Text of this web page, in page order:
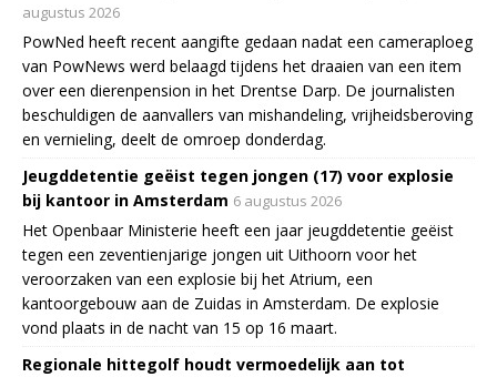
augustus 2026
PowNed heeft recent aangifte gedaan nadat een cameraploeg
van PowNews werd belaagd tijdens het draaien van een item
over een dierenpension in het Drentse Darp. De journalisten
beschuldigen de aanvallers van mishandeling, vrijheidsberoving
en vernieling, deelt de omroep donderdag.
Jeugddetentie geëist tegen jongen (17) voor explosie
bij kantoor in Amsterdam 6 augustus 2026
Het Openbaar Ministerie heeft een jaar jeugddetentie geëist
tegen een zeventienjarige jongen uit Uithoorn voor het
veroorzaken van een explosie bij het Atrium, een
kantoorgebouw aan de Zuidas in Amsterdam. De explosie
vond plaats in de nacht van 15 op 16 maart.
Regionale hittegolf houdt vermoedelijk aan tot